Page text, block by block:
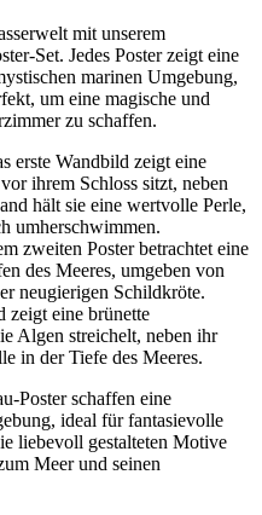
mit unserem
Set. Jedes Poster zeigt eine
marinen Umgebung,
um eine magische und
zu schaffen.
erste Wandbild zeigt eine
ihrem Schloss sitzt, neben
hält sie eine wertvolle Perle,
umherschwimmen.
zweiten Poster betrachtet eine
des Meeres, umgeben von
neugierigen Schildkröte.
zeigt eine brünette
Algen streichelt, neben ihr
in der Tiefe des Meeres.
Poster schaffen eine
ideal für fantasievolle
liebevoll gestalteten Motive
Meer und seinen